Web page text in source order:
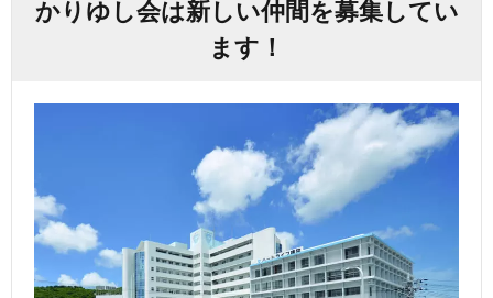
かりゆし会は新しい仲間を募集してい
ます！